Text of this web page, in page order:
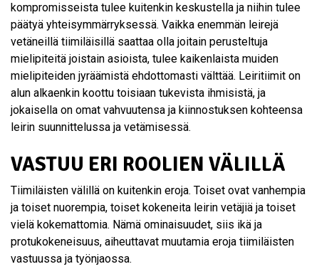
kompromisseista tulee kuitenkin keskustella ja niihin tulee
päätyä yhteisymmärryksessä. Vaikka enemmän leirejä
vetäneillä tiimiläisillä saattaa olla joitain perusteltuja
mielipiteitä joistain asioista, tulee kaikenlaista muiden
mielipiteiden jyräämistä ehdottomasti välttää. Leiritiimit on
alun alkaenkin koottu toisiaan tukevista ihmisistä, ja
jokaisella on omat vahvuutensa ja kiinnostuksen kohteensa
leirin suunnittelussa ja vetämisessä.
VASTUU ERI ROOLIEN VÄLILLÄ
Tiimiläisten välillä on kuitenkin eroja. Toiset ovat vanhempia
ja toiset nuorempia, toiset kokeneita leirin vetäjiä ja toiset
vielä kokemattomia. Nämä ominaisuudet, siis ikä ja
protukokeneisuus, aiheuttavat muutamia eroja tiimiläisten
vastuussa ja työnjaossa.